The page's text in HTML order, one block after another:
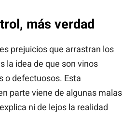
más verdad
prejuicios que arrastran los
la idea de que son vinos
o defectuosos. Esta
parte viene de algunas malas
ni de lejos la realidad